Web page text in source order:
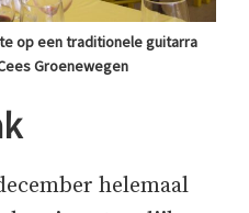
op een traditionele guitarra
Groenewegen
helemaal